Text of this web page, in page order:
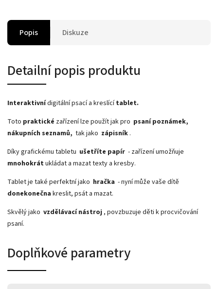
Popis Diskuze
Detailní popis produktu
Interaktivnídigitální psací a kreslícítablet.
Toto praktické zařízení lze použít jak pro psaní poznámek,
nákupních seznamů, tak jako zápisník .
Díky grafickému tabletu ušetříte papír - zařízení umožňuje
mnohokrátukládat a mazat texty a kresby.
Tablet je také perfektní jako hračka - nyní může vaše dítě
donekonečna kreslit, psát a mazat.
Skvělý jako vzdělávací nástroj , povzbuzuje děti k procvičování
psaní.
Doplňkové parametry